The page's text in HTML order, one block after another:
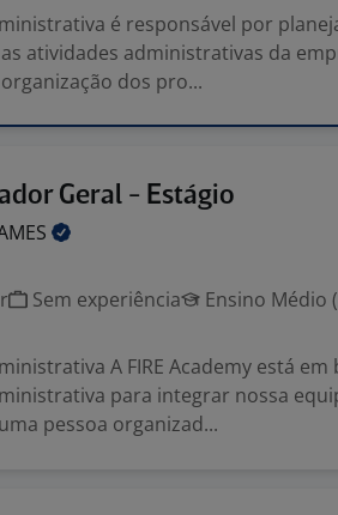
é responsável por
atividades administrativas da
dos pro...
Geral - Estágio
Sem experiência
Ensino Médio
A FIRE Academy está em
para integrar nossa
pessoa organizad...